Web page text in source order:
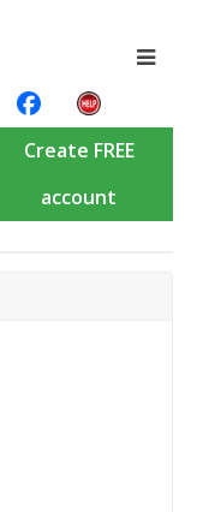
Create FREE
account